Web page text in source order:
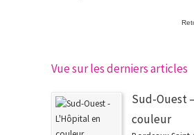
Vue sur les derniers articles
Sud-Ouest
couleur